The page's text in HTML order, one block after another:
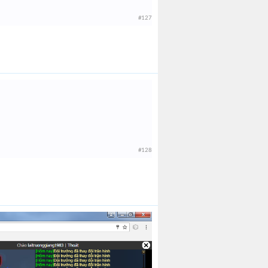
#127
#128